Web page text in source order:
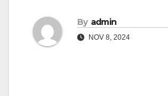
By admin
NOV 8, 2024